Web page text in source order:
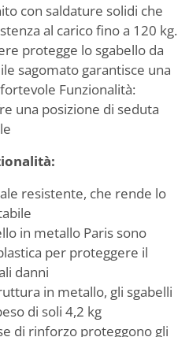
con saldature solidi che
al carico fino a 120 kg.
protegge lo sgabello da
sagomato garantisce una
Funzionalità:
una posizione di seduta
resistente, che rende lo
in metallo Paris sono
per proteggere il
danni
in metallo, gli sgabelli
di soli 4,2 kg
di rinforzo proteggono gli